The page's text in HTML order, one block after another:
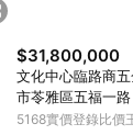
$31,800,000
文化中心臨路商
市苓雅區五福一路
5168實價登錄比價